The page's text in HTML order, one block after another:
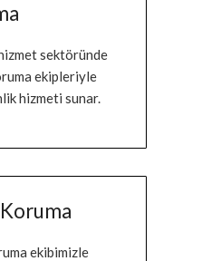
sektöründe
ekipleriyle
hizmeti sunar.
ekibimizle